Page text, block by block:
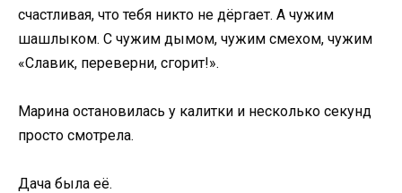
счастливая, что тебя никто не дёргает. А чужим
шашлыком. С чужим дымом, чужим смехом, чужим
«Славик, переверни, сгорит!».
Марина остановилась у калитки и несколько секунд
просто смотрела.
Дача была её.